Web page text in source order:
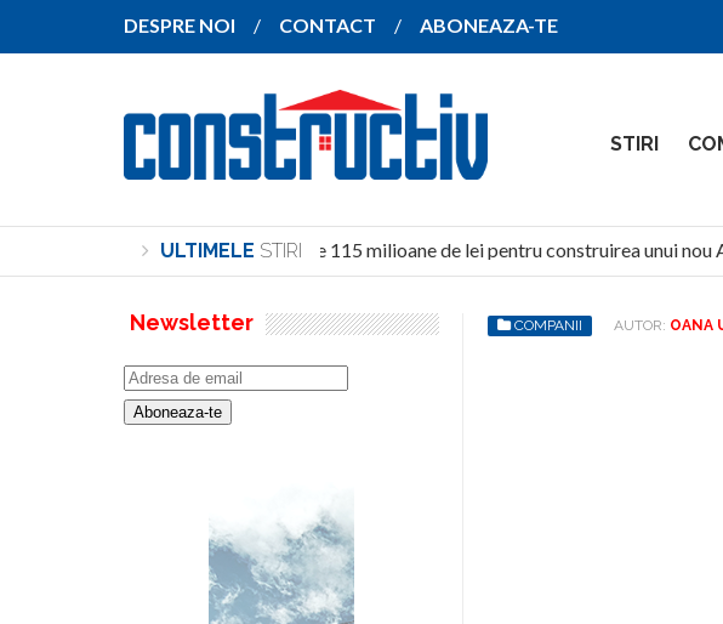
DESPRE NOI CONTACT ABONEAZA-TE
STIRI
ULTIMELE STIRI
Investiție de peste 115 milioane de lei pentru construirea unui nou
COMPANII AUTOR: OANA
Newsletter